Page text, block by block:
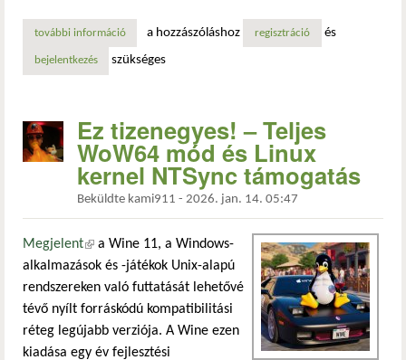
további információbudgie 11 preview 1: többpaneles támogatás és ablak-
a hozzászóláshoz regisztráció és
bejelentkezés szükséges
Ez tizenegyes! – Teljes
WoW64 mód és Linux
kernel NTSync támogatás
Beküldte kami911 - 2026. jan. 14. 05:47
Megjelent(külső hivatkozás)
a Wine 11, a Windows-
alkalmazások és -játékok Unix-alapú
rendszereken való futtatását lehetővé
tévő nyílt forráskódú kompatibilitási
réteg legújabb verziója. A Wine ezen
kiadása egy év fejlesztési